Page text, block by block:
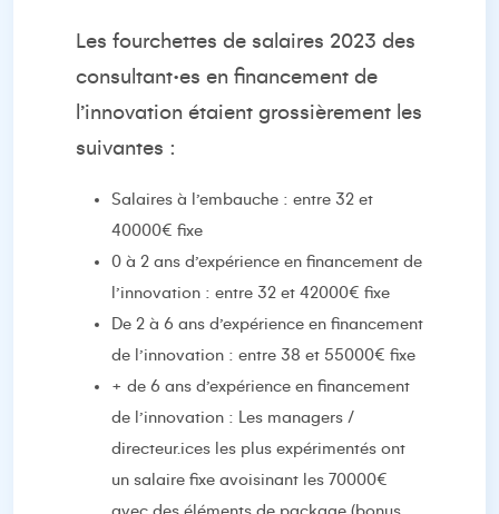
Les fourchettes de salaires 2023 des
consultant·es en financement de
l’innovation étaient grossièrement les
suivantes :
Salaires à l’embauche : entre 32 et
40000€ fixe
0 à 2 ans d’expérience en financement de
l’innovation : entre 32 et 42000€ fixe
De 2 à 6 ans d’expérience en financement
de l’innovation : entre 38 et 55000€ fixe
+ de 6 ans d’expérience en financement
de l’innovation : Les managers /
directeur.ices les plus expérimentés ont
un salaire fixe avoisinant les 70000€